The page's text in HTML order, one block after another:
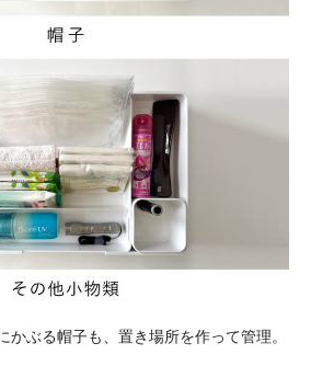
かぶる帽子も、置き場所を作って管理。